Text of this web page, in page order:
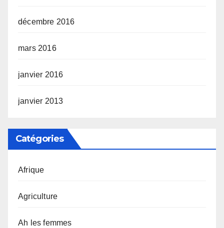
décembre 2016
mars 2016
janvier 2016
janvier 2013
Catégories
Afrique
Agriculture
Ah les femmes